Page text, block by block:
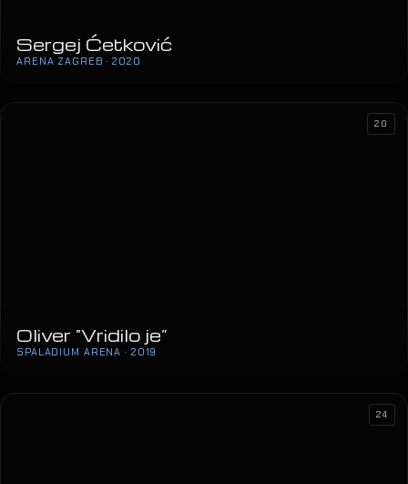
Sergej Ćetković
ARENA ZAGREB · 2020
Oliver “Vridilo je”
SPALADIUM ARENA · 2019
20
ARENA ZAGREB · 2019
24